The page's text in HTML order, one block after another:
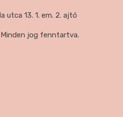
utca 13. 1. em. 2. ajtó
Minden jog fenntartva.